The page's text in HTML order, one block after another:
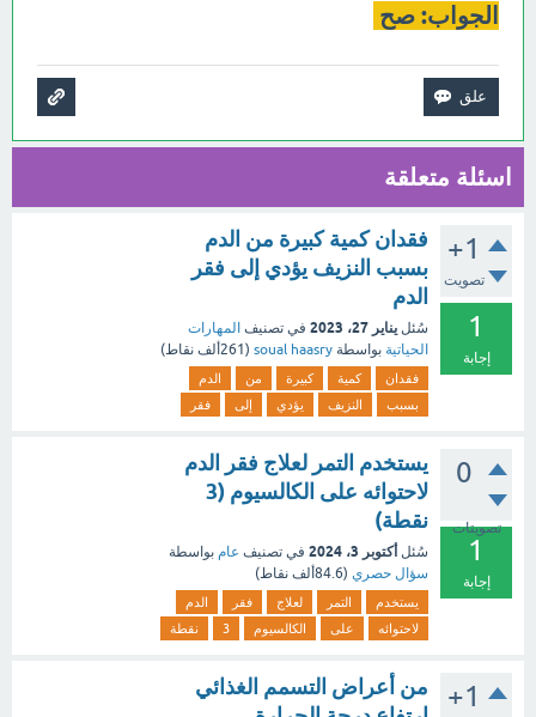
الجواب: صح
اسئلة متعلقة
+1
تصويت
1
إجابة
فقدان كمية كبيرة من الدم
بسبب النزيف يؤدي إلى فقر
الدم
سُئل يناير 27، 2023 في تصنيف المهارات
الحياتية بواسطة soual haasry
( 261ألف نقاط)
فقدان كمية كبيرة من
الدم
بسبب
النزيف يؤدي إلى فقر
0
تصويتات
1
إجابة
يستخدم التمر لعلاج فقر الدم
لاحتوائه على الكالسيوم (3
نقطة)
سُئل أكتوبر 3، 2024 في تصنيف عام بواسطة
سؤال حصري (84.6ألف نقاط)
يستخدم التمر لعلاج فقر
الدم
لاحتوائه
على الكالسيوم 3 نقطة
+1
من أعراض التسمم الغذائي